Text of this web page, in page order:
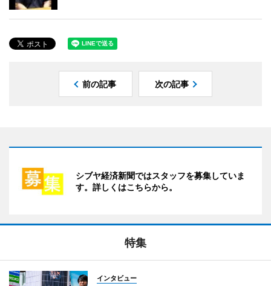
前の記事 次の記事
シブヤ経済新聞ではスタッフを募集していま
す。詳しくはこちらから。
特集
インタビュー